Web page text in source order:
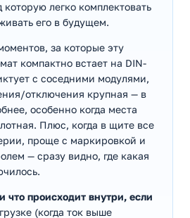
которую легко комплектовать
его в будущем.
за которые эту
компактно встает на DIN-
с соседними модулями,
отключения крупная — в
особенно когда места
Плюс, когда в щите все
проще с маркировкой и
— сразу видно, где какая
что происходит внутри, если
(когда ток выше